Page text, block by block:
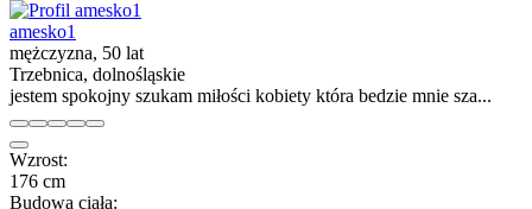
amesko1
mężczyzna, 50 lat
Trzebnica, dolnośląskie
jestem spokojny szukam miłości kobiety która bedzie mnie sza...
Wzrost:
176 cm
Budowa ciała: